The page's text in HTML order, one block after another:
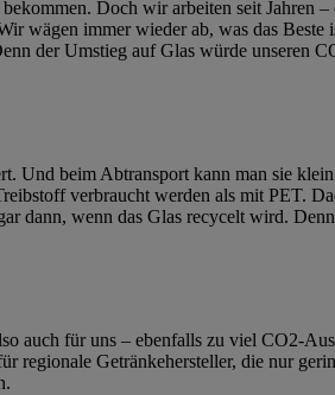
Doch wir arbeiten seit Jahren –
wägen immer wieder ab, was das Beste
der Umstieg auf Glas würde unseren
Und beim Abtransport kann man sie
verbraucht werden als mit PET.
dann, wenn das Glas recycelt wird.
auch für uns – ebenfalls zu viel CO2-
regionale Getränkehersteller, die nur